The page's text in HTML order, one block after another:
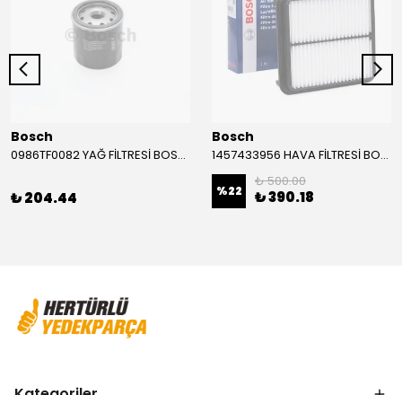
Bosch
0986TF0082 YAĞ FİLTRESİ BOSCH
₺ 204.44
Bosch
1457433956 HAVA FİLTRESİ BOSCH
%22
₺ 500.00
₺ 390.18